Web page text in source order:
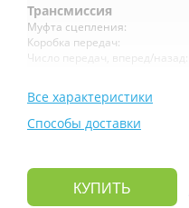
Трансмиссия
Муфта сцепления:
Коробка передач:
Число передач, вперед/назад:
Все характеристики
Способы доставки
КУПИТЬ